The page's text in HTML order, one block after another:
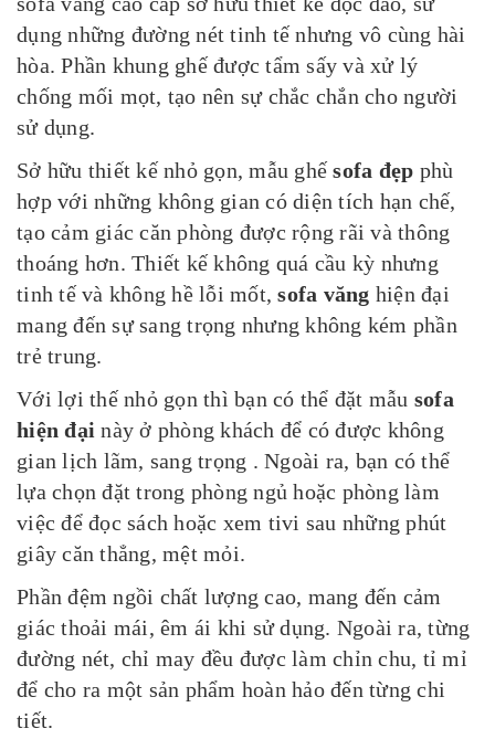
dụng những đường nét tinh tế nhưng vô cùng hài
hòa. Phần khung ghế được tẩm sấy và xử lý
chống mối mọt, tạo nên sự chắc chắn cho người
sử dụng.
Sở hữu thiết kế nhỏ gọn, mẫu ghếsofa đẹp phù
hợp với những không gian có diện tích hạn chế,
tạo cảm giác căn phòng được rộng rãi và thông
thoáng hơn. Thiết kế không quá cầu kỳ nhưng
tinh tế và không hề lỗi mốt,sofa văng hiện đại
mang đến sự sang trọng nhưng không kém phần
trẻ trung.
Với lợi thế nhỏ gọn thì bạn có thể đặt mẫu sofa
hiện đại này ở phòng khách để có được không
gian lịch lãm, sang trọng . Ngoài ra, bạn có thể
lựa chọn đặt trong phòng ngủ hoặc phòng làm
việc để đọc sách hoặc xem tivi sau những phút
giây căn thẳng, mệt mỏi.
Phần đệm ngồi chất lượng cao, mang đến cảm
giác thoải mái, êm ái khi sử dụng. Ngoài ra, từng
đường nét, chỉ may đều được làm chỉn chu, tỉ mỉ
để cho ra một sản phẩm hoàn hảo đến từng chi
tiết.